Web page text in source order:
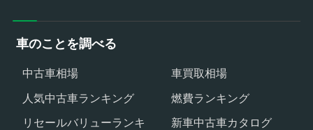
車のことを調べる
中古車相場
車買取相場
人気中古車ランキング
燃費ランキング
リセールバリューランキ
新車中古車カタログ